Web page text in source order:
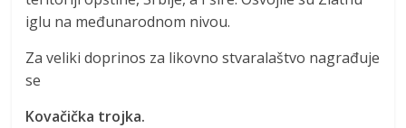
iglu na međunarodnom nivou.
Za veliki doprinos za likovno stvaralaštvo nagrađuje
se
Kovačička trojka.